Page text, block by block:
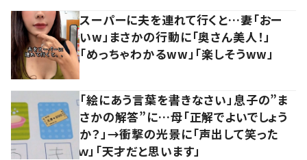
スーパーに夫を連れて行くと…妻「おー
いw」まさかの行動に「奥さん美人！」
「めっちゃわかるww」「楽しそうww」
「絵にあう言葉を書きなさい」息子の”ま
さかの解答”に…母「正解でよいでしょう
か？」→衝撃の光景に「声出して笑った
ｗ」「天才だと思います」